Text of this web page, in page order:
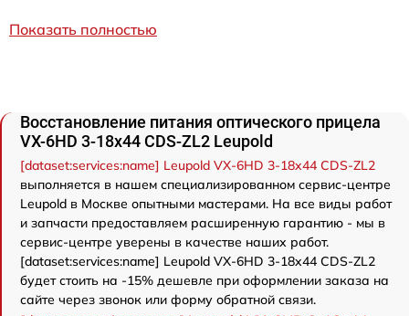
Показать полностью
Восстановление питания оптического прицела
VX-6HD 3-18x44 CDS-ZL2 Leupold
[dataset:services:name] Leupold VX-6HD 3-18x44 CDS-ZL2
выполняется в нашем специализированном сервис-центре
Leupold в Москве опытными мастерами. На все виды работ
и запчасти предоставляем расширенную гарантию - мы в
сервис-центре уверены в качестве наших работ.
[dataset:services:name] Leupold VX-6HD 3-18x44 CDS-ZL2
будет стоить на -15% дешевле при оформлении заказа на
сайте через звонок или форму обратной связи.